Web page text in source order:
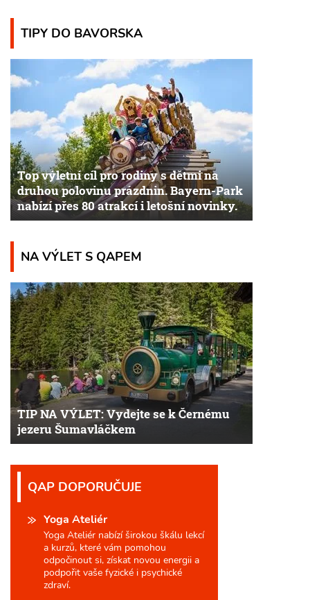
TIPY DO BAVORSKA
Top výletní cíl pro rodiny s dětmi na
druhou polovinu prázdnin. Bayern-Park
nabízí přes 80 atrakcí i letošní novinky.
NA VÝLET S QAPEM
TIP NA VÝLET: Vydejte se k Černému
jezeru Šumavláčkem
QAP DOPORUČUJE
Yoga Ateliér
Yoga Ateliér nabízí širokou škálu lekcí
a kurzů, které vám pomohou
odpočinout si, získat novou energii a
podpořit vaše fyzické i psychické
zdraví.